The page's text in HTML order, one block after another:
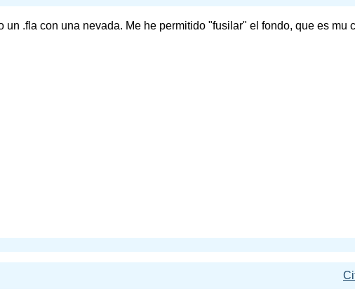
un .fla con una nevada. Me he permitido "fusilar" el fondo, que es mu